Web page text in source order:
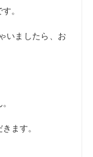
。
いましたら、お
ます。